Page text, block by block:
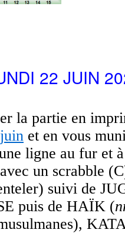
22 JUIN
la partie en
et en vous
ligne au fur et
un scrabble
suivi de
puis de HAÏK (